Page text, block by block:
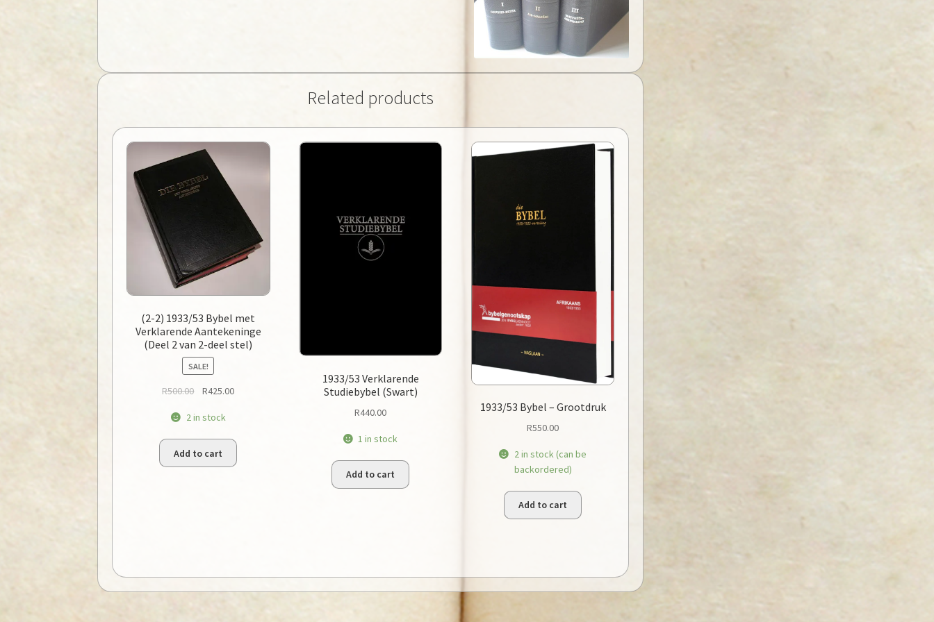
Related products
(2-2) 1933/53 Bybel met
Verklarende Aantekeninge
(Deel 2 van 2-deel stel)
SALE!
R500.00
Original
was:
R500.00.
R425.00Current
2 in stock
Add to cart
1933/53 Verklarende
Studiebybel (Swart)
R440.00
1 in stock
Add to cart
1933/53 Bybel – Grootdruk
R550.00
2 in stock (can be
backordered)
Add to cart